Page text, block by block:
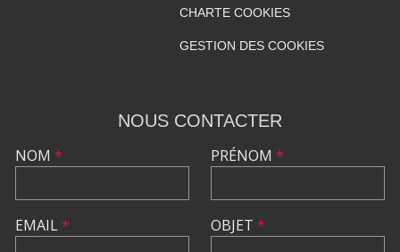
CHARTE COOKIES
GESTION DES COOKIES
NOUS CONTACTER
NOM *
EMAIL*
PRÉNOM *
OBJET *